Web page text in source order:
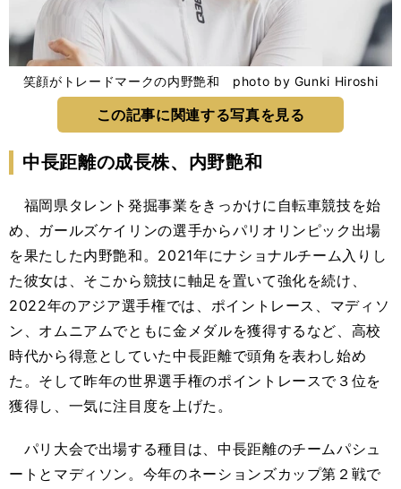
笑顔がトレードマークの内野艶和 photo by Gunki Hiroshi
この記事に関連する写真を見る
中長距離の成長株、内野艶和
福岡県タレント発掘事業をきっかけに自転車競技を始
め、ガールズケイリンの選手からパリオリンピック出場
を果たした内野艶和。2021年にナショナルチーム入りし
た彼女は、そこから競技に軸足を置いて強化を続け、
2022年のアジア選手権では、ポイントレース、マディソ
ン、オムニアムでともに金メダルを獲得するなど、高校
時代から得意としていた中長距離で頭角を表わし始め
た。そして昨年の世界選手権のポイントレースで３位を
獲得し、一気に注目度を上げた。
パリ大会で出場する種目は、中長距離のチームパシュ
ートとマディソン。今年のネーションズカップ第２戦で